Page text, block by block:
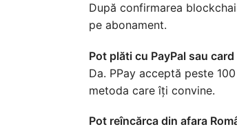
După confirmarea
pe abonament.
Pot plăti cu PayPal sau
Da. PPay acceptă peste
metoda care îți convine.
Pot reîncărca din afara